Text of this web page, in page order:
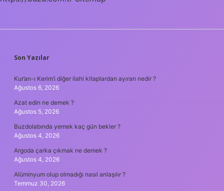
SIDEBAR
Son Yazılar
Kur’an-ı Kerim’i diğer ilahi kitaplardan ayıran nedir ?
Ağustos 6, 2026
Azat edin ne demek ?
Ağustos 5, 2026
Buzdolabında yemek kaç gün bekler ?
Ağustos 4, 2026
Argoda çarka çıkmak ne demek ?
Ağustos 4, 2026
Alüminyum olup olmadığı nasıl anlaşılır ?
Temmuz 30, 2026